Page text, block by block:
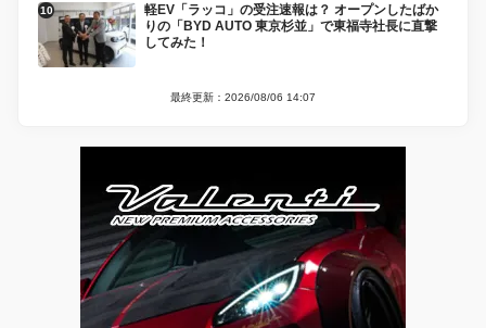
軽EV「ラッコ」の受注速報は？ オープンしたばか
りの「BYD AUTO 東京杉並」で東福寺社長に直撃
してみた！
最終更新：2026/08/06 14:07